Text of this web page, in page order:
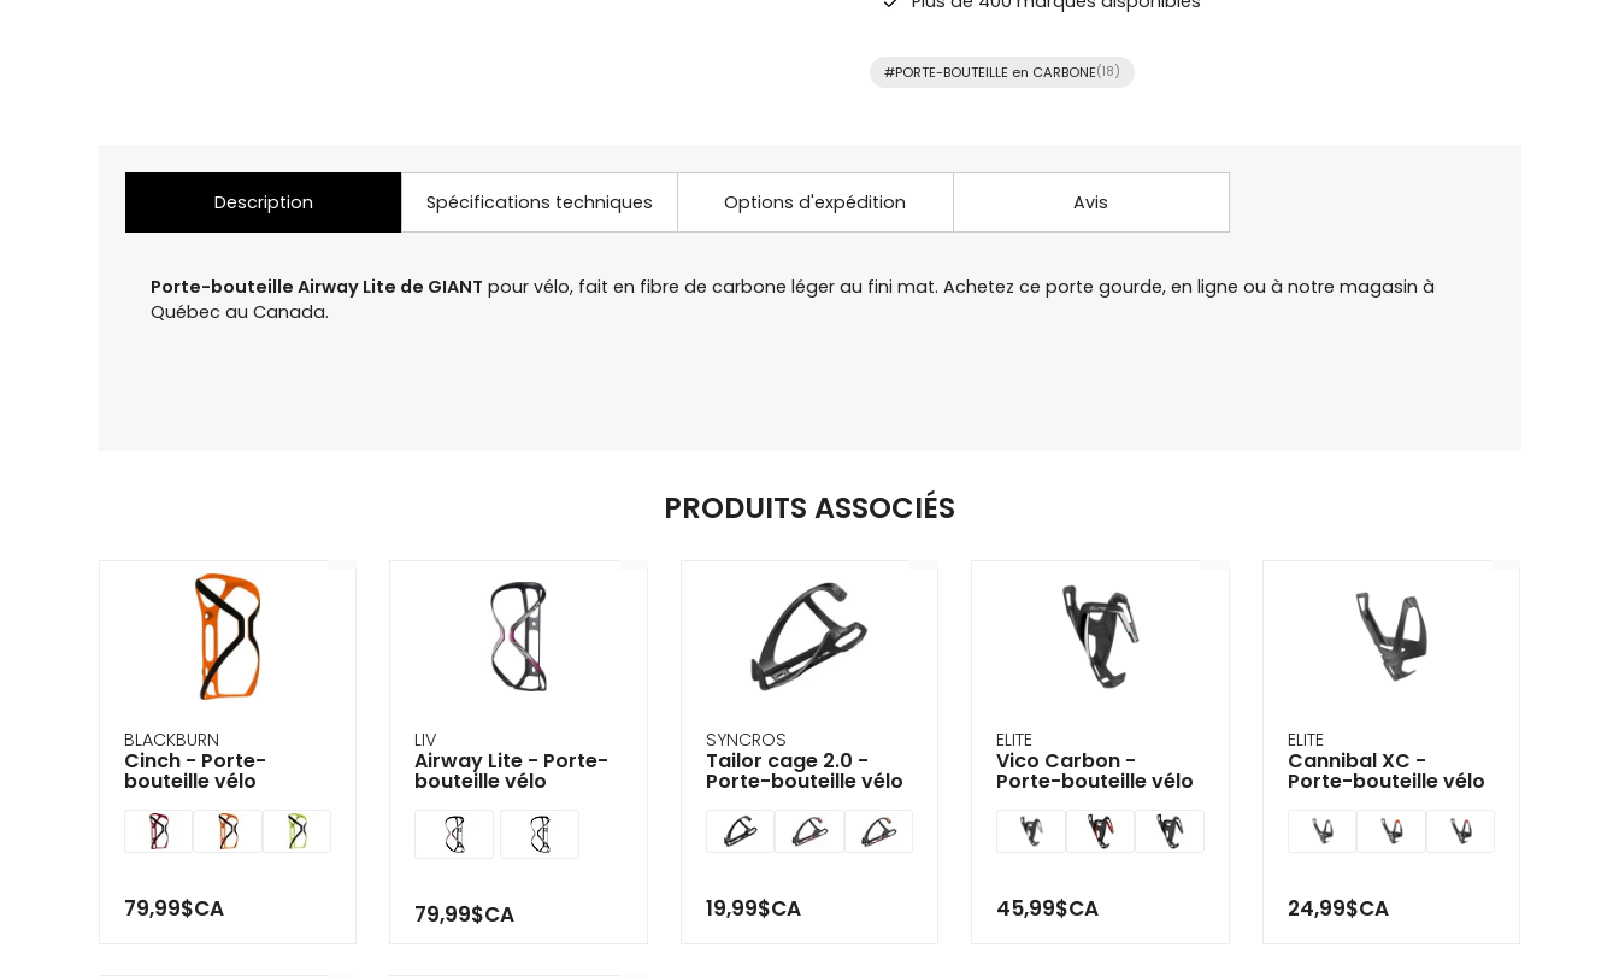
#PORTE-BOUTEILLE en CARBONE(18)
Description Spécifications techniques Options d'expédition Avis
Porte-bouteille Airway Lite de GIANT pour vélo, fait en fibre de carbone léger au fini mat. Achetez ce porte gourde, en ligne ou à notre magasin à
Québec au Canada.
PRODUITS ASSOCIÉS
BLACKBURN
Cinch - Porte-
bouteille vélo
79,99$CA
LIV
Airway Lite - Porte-
bouteille vélo
79,99$CA
SYNCROS
Tailor cage 2.0 -
Porte-bouteille vélo
19,99$CA
ELITE
Vico Carbon -
Porte-bouteille vélo
45,99$CA
ELITE
Cannibal XC -
Porte-bouteille vélo
24,99$CA